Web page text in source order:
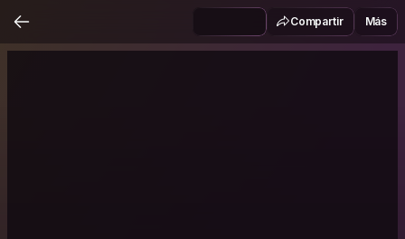
Compartir Más